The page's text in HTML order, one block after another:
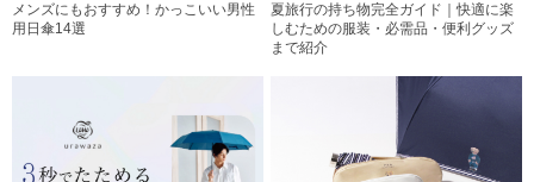
メンズにもおすすめ！かっこいい男性
用日傘14選
夏旅行の持ち物完全ガイド｜快適に楽
しむための服装・必需品・便利グッズ
まで紹介